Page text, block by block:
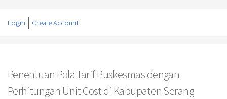
Login Create Account
Penentuan Pola Tarif Puskesmas dengan
Perhitungan Unit Cost di Kabupaten Serang